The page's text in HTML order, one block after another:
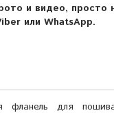
и видео, просто
или WhatsApp.
фланель для